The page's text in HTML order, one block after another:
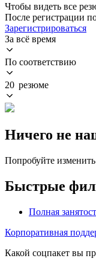
Чтобы видеть все
После регистрации
Зарегистрироваться
За всё время
По соответствию
20 резюме
Ничего не
Попробуйте
Быстрые
Полная
Корпоративная
Какой соцпакет вы